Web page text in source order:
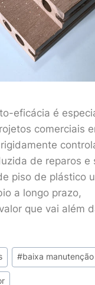
eficácia é
comerciais
de reparos e
piso de plástico
a longo prazo,
que vai além
#baixa manutenção